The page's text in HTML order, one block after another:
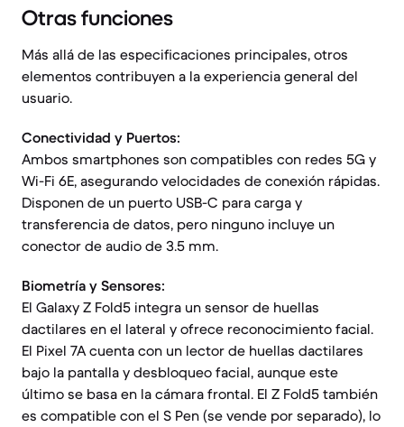
Otras funciones
Más allá de las especificaciones principales, otros
elementos contribuyen a la experiencia general del
usuario.
Conectividad y Puertos:
Ambos smartphones son compatibles con redes 5G y
Wi-Fi 6E, asegurando velocidades de conexión rápidas.
Disponen de un puerto USB-C para carga y
transferencia de datos, pero ninguno incluye un
conector de audio de 3.5 mm.
Biometría y Sensores:
El Galaxy Z Fold5 integra un sensor de huellas
dactilares en el lateral y ofrece reconocimiento facial.
El Pixel 7A cuenta con un lector de huellas dactilares
bajo la pantalla y desbloqueo facial, aunque este
último se basa en la cámara frontal. El Z Fold5 también
es compatible con el S Pen (se vende por separado), lo